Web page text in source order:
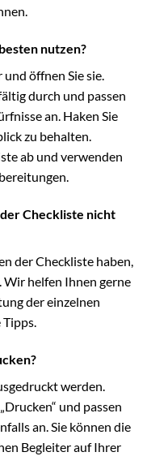
nutzen?
öffnen Sie sie.
durch und passen
an. Haken Sie
zu behalten.
ab und verwenden
Checkliste nicht
der Checkliste haben,
Wir helfen Ihnen gerne
der einzelnen
werden.
und passen
an. Sie können die
Begleiter auf Ihrer